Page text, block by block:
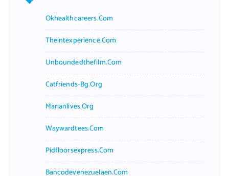
Okhealthcareers.com
Theintexperience.com
Unboundedthefilm.com
Catfriends-Bg.org
Marianlives.org
Waywardtees.com
Pidfloorsexpress.com
Bancodevenezuelaen.com